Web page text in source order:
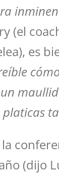
(el
es
(dijo